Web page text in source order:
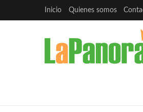
Inicio Quienes somos